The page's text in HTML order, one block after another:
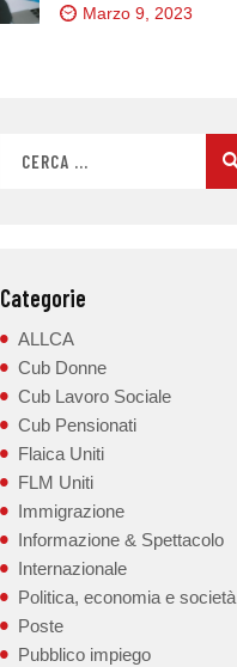
Marzo 9, 2023
Categorie
ALLCA
Cub Donne
Cub Lavoro Sociale
Cub Pensionati
Flaica Uniti
FLM Uniti
Immigrazione
Informazione & Spettacolo
Internazionale
Politica, economia e società
Poste
Pubblico impiego